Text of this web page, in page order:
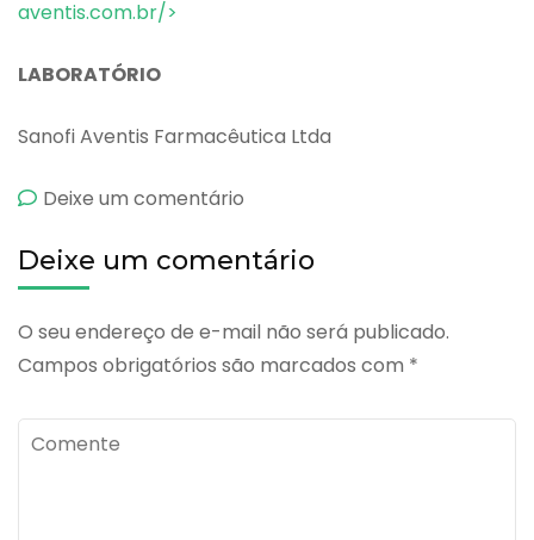
aventis.com.br/>
LABORATÓRIO
Sanofi Aventis Farmacêutica Ltda
Deixe um comentário
Deixe um comentário
O seu endereço de e-mail não será publicado.
Campos obrigatórios são marcados com *
Comente